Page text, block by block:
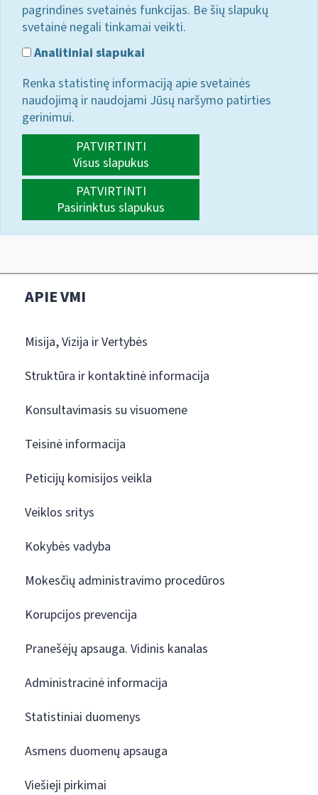
pagrindines svetainės funkcijas. Be šių slapukų
svetainė negali tinkamai veikti.
Analitiniai slapukai
Renka statistinę informaciją apie svetainės
naudojimą ir naudojami Jūsų naršymo patirties
gerinimui.
PATVIRTINTI
Visus slapukus
PATVIRTINTI
Pasirinktus slapukus
APIE VMI
Misija, Vizija ir Vertybės
Struktūra ir kontaktinė informacija
Konsultavimasis su visuomene
Teisinė informacija
Peticijų komisijos veikla
Veiklos sritys
Kokybės vadyba
Mokesčių administravimo procedūros
Korupcijos prevencija
Pranešėjų apsauga. Vidinis kanalas
Administracinė informacija
Statistiniai duomenys
Asmens duomenų apsauga
Viešieji pirkimai